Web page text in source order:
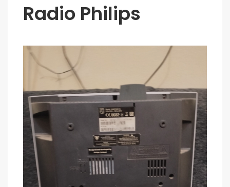
Radio Philips